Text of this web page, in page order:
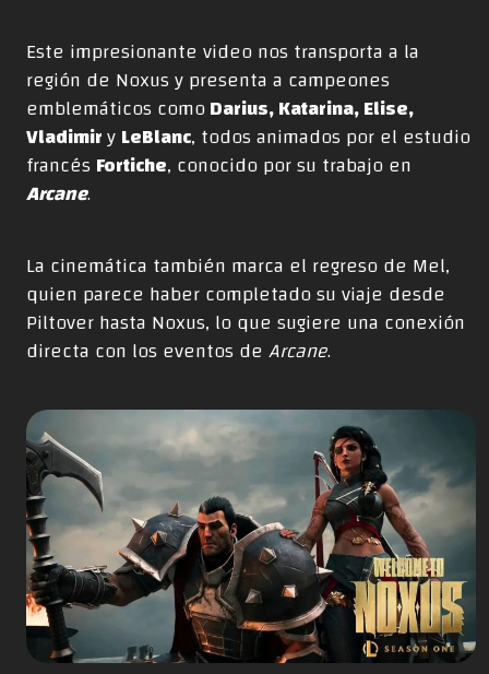
Este impresionante video nos transporta a la
región de Noxus y presenta a campeones
emblemáticos comoDarius, Katarina, Elise,
VladimiryLeBlanc, todos animados por el estudio
francésFortiche, conocido por su trabajo en
Arcane.
La cinemática también marca el regreso de Mel,
quien parece haber completado su viaje desde
Piltover hasta Noxus, lo que sugiere una conexión
directa con los eventos deArcane.